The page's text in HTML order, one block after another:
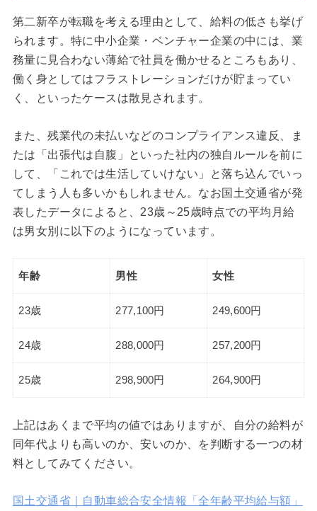
第二新卒が転職を考える理由として、給料の低さも挙げ
られます。特に中小企業・ベンチャー企業の中には、業
務量に見合わない薄給で社員を働かせるところもあり、
働く身としてはフラストレーションだけが貯まってい
く、といったケースは散見されます。
また、残業代の未払いなどのコンプライアンス違反、ま
たは「出張代は自腹」といった社内の独自ルールを前に
して、「これでは生活していけない」と落ち込んでいっ
てしまう人も多いかもしれません。なお国土交通省が発
表したデータによると、23歳～25歳時点での平均月給
は男女別に以下のようになっています。
年齢 男性 女性
23歳 277,100円 249,600円
24歳 288,000円 257,200円
25歳 298,900円 264,900円
上記はあくまで平均の値ではありますが、自分の給料が
同年代よりも高いのか、安いのか、を判断する一つの材
料としてみてください。
国土交通省｜自動車総合安全情報「全年齢平均給与額」